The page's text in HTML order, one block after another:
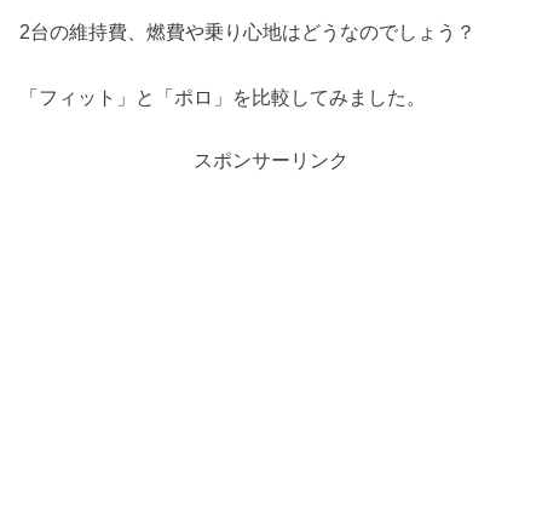
2台の維持費、燃費や乗り心地はどうなのでしょう？
「フィット」と「ポロ」を比較してみました。
スポンサーリンク